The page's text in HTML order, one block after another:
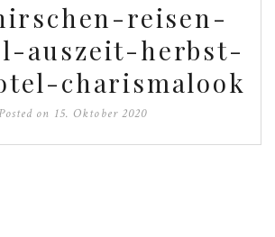
reisen-
auszeit-herbst-
charismalook
Posted on 15. Oktober 2020